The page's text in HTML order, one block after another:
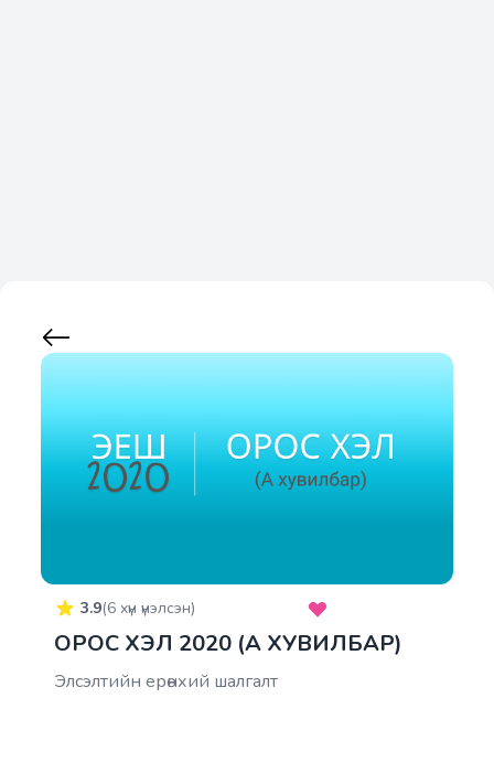
3.9(6 хүн үнэлсэн)
ОРОС ХЭЛ 2020 (A ХУВИЛБАР)
Элсэлтийн ерөнхий шалгалт